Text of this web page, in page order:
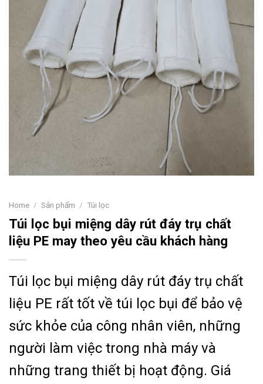
Home / Sản phẩm / Túi lọc
Túi lọc bụi miệng dây rút đáy trụ chất
liệu PE may theo yêu cầu khách hàng
Túi lọc bụi miệng dây rút đáy trụ chất
liệu PE rất tốt về túi lọc bụi để bảo vệ
sức khỏe của công nhân viên, những
người làm việc trong nhà máy và
những trang thiết bị hoạt động. Giá